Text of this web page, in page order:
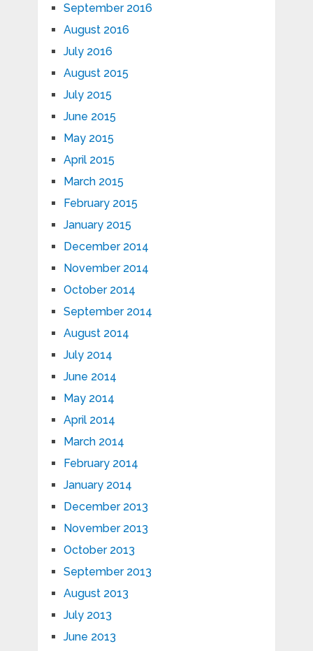
September 2016
August 2016
July 2016
August 2015
July 2015
June 2015
May 2015
April 2015
March 2015
February 2015
January 2015
December 2014
November 2014
October 2014
September 2014
August 2014
July 2014
June 2014
May 2014
April 2014
March 2014
February 2014
January 2014
December 2013
November 2013
October 2013
September 2013
August 2013
July 2013
June 2013